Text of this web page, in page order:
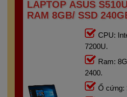
LAPTOP ASUS
RAM 8GB/ SSD
CPU:
7200U.
Ram:
2400.
Ổ cứng: